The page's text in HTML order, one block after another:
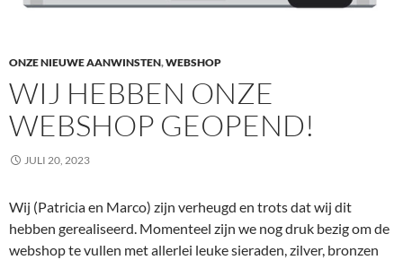
ONZE NIEUWE AANWINSTEN,WEBSHOP
WIJ HEBBEN ONZE
WEBSHOP GEOPEND!
JULI 20, 2023
Wij (Patricia en Marco) zijn verheugd en trots dat wij dit
hebben gerealiseerd. Momenteel zijn we nog druk bezig om de
webshop te vullen met allerlei leuke sieraden, zilver, bronzen